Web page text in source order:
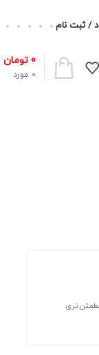
/ ثبت نام
0 مورد
0 تومان
تری